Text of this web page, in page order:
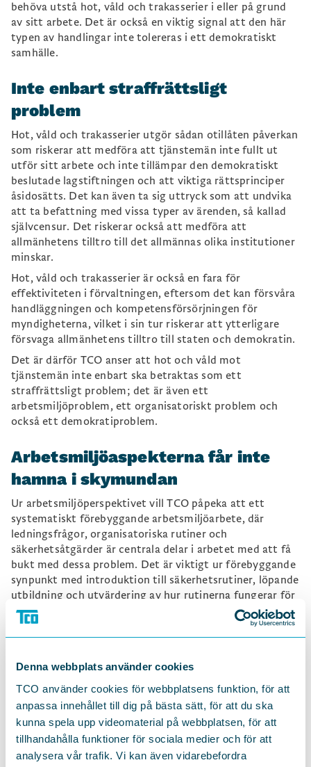
Denna webbplats använder cookies
TCO använder cookies för webbplatsens funktion, för att
anpassa innehållet till dig på bästa sätt, för att du ska
kunna spela upp videomaterial på webbplatsen, för att
tillhandahålla funktioner för sociala medier och för att
analysera vår trafik. Vi kan även vidarebefordra
behöva utstå hot, våld och trakasserier i eller på grund
av sitt arbete. Det är också en viktig signal att den här
typen av handlingar inte tolereras i ett demokratiskt
samhälle.
Inte enbart straffrättsligt
problem
Hot, våld och trakasserier utgör sådan otillåten påverkan
som riskerar att medföra att tjänstemän inte fullt ut
utför sitt arbete och inte tillämpar den demokratiskt
beslutade lagstiftningen och att viktiga rättsprinciper
åsidosätts. Det kan även ta sig uttryck som att undvika
att ta befattning med vissa typer av ärenden, så kallad
självcensur. Det riskerar också att medföra att
allmänhetens tilltro till det allmännas olika institutioner
minskar.
Hot, våld och trakasserier är också en fara för
effektiviteten i förvaltningen, eftersom det kan försvåra
handläggningen och kompetensförsörjningen för
myndigheterna, vilket i sin tur riskerar att ytterligare
försvaga allmänhetens tilltro till staten och demokratin.
Det är därför TCO anser att hot och våld mot
tjänstemän inte enbart ska betraktas som ett
straffrättsligt problem; det är även ett
arbetsmiljöproblem, ett organisatoriskt problem och
också ett demokratiproblem.
Arbetsmiljöaspekterna får inte
hamna i skymundan
Ur arbetsmiljöperspektivet vill TCO påpeka att ett
systematiskt förebyggande arbetsmiljöarbete, där
ledningsfrågor, organisatoriska rutiner och
säkerhetsåtgärder är centrala delar i arbetet med att få
bukt med dessa problem. Det är viktigt ur förebyggande
synpunkt med introduktion till säkerhetsrutiner, löpande
utbildning och utvärdering av hur rutinerna fungerar för
att offentliganställda tjänstemän ska känna sig trygga i
skarpt läge. Säkerhetsrutiner måste också gälla digitala
händelser och tydliga anmälningsrutiner behövs.
TCO anser att ett för ensidigt fokus på straffrättsliga
tillräckligt och riskerar att leda till att
arbetsmiljöaspekterna hamnar i skymundan. Fokus på
förändringar i arbetsmiljölagstiftningen och
förebyggande arbete är minst lika centralt, för att
förhindra att hotfulla situationer överhuvudtaget